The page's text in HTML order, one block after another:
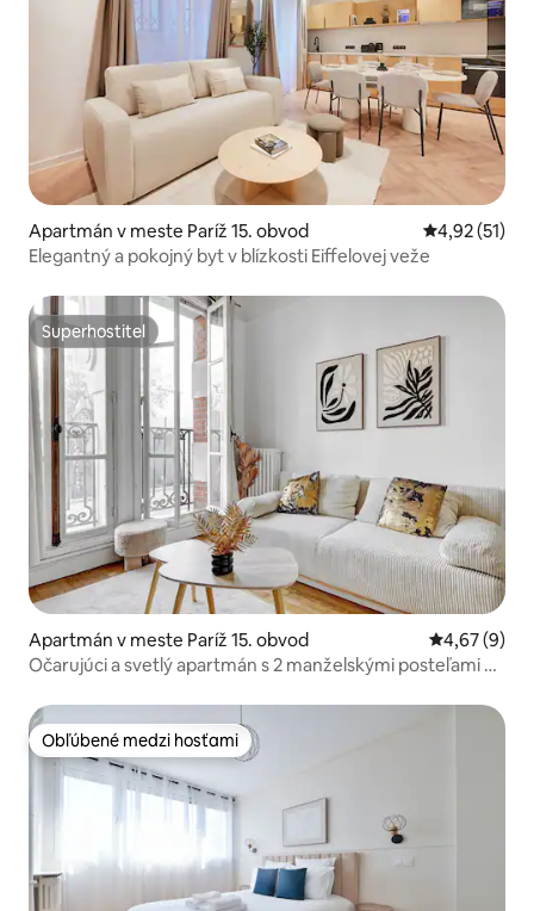
Apartmán v meste Paríž 15. obvod Priemerné
4,92 (51)
Elegantný a pokojný byt v blízkosti Eiffelovej veže
Superhostiteľ
Superhostiteľ
Apartmán v meste Paríž 15. obvod Priemerné
4,67 (9)
Očarujúci a svetlý apartmán s 2 manželskými posteľami –
Obľúbené medzi hosťami
Obľúbené medzi hosťami